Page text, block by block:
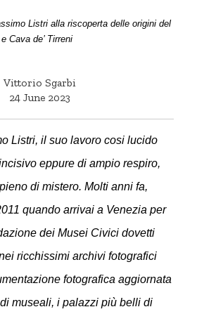
Listri alla riscoperta delle origini del
Cava de’ Tirreni
Vittorio Sgarbi
24 June 2023
Listri, il suo lavoro cosi lucido
eppure di ampio respiro,
di mistero. Molti anni fa,
quando arrivai a Venezia per
dei Musei Civici dovetti
ricchissimi archivi fotografici
fotografica aggiornata
museali, i palazzi più belli di